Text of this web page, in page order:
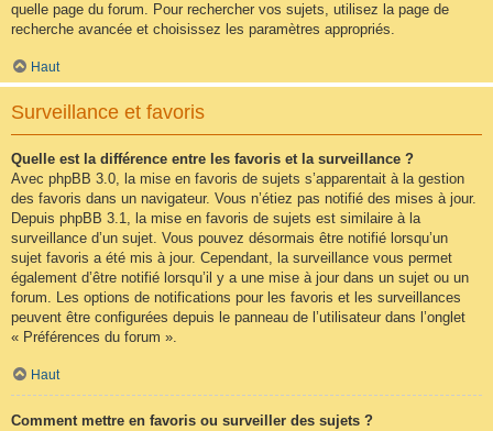
quelle page du forum. Pour rechercher vos sujets, utilisez la page de
recherche avancée et choisissez les paramètres appropriés.
Haut
Surveillance et favoris
Quelle est la différence entre les favoris et la surveillance ?
Avec phpBB 3.0, la mise en favoris de sujets s’apparentait à la gestion
des favoris dans un navigateur. Vous n’étiez pas notifié des mises à jour.
Depuis phpBB 3.1, la mise en favoris de sujets est similaire à la
surveillance d’un sujet. Vous pouvez désormais être notifié lorsqu’un
sujet favoris a été mis à jour. Cependant, la surveillance vous permet
également d’être notifié lorsqu’il y a une mise à jour dans un sujet ou un
forum. Les options de notifications pour les favoris et les surveillances
peuvent être configurées depuis le panneau de l’utilisateur dans l’onglet
« Préférences du forum ».
Haut
Comment mettre en favoris ou surveiller des sujets ?